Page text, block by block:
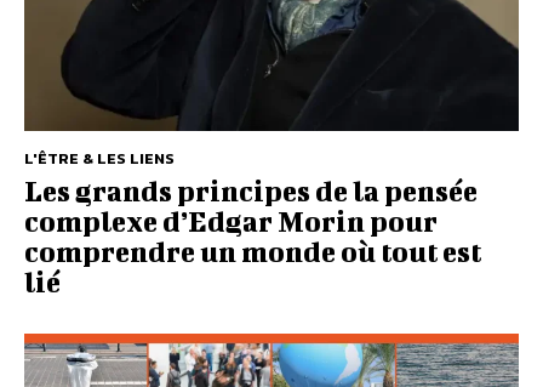
L'ÊTRE & LES LIENS
Les grands principes de la pensée
complexe d’Edgar Morin pour
comprendre un monde où tout est
lié